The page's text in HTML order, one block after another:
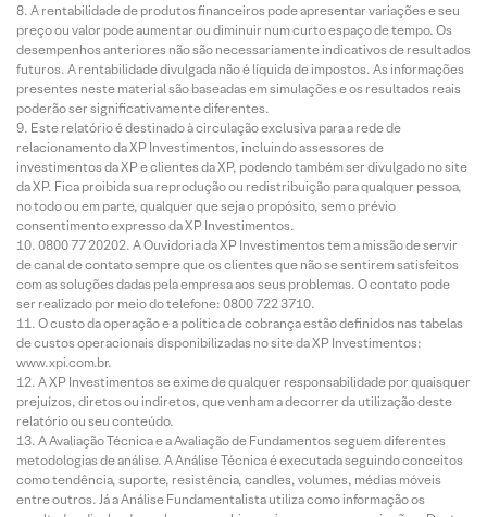
A rentabilidade de produtos financeiros pode apresentar variações e seu
preço ou valor pode aumentar ou diminuir num curto espaço de tempo. Os
desempenhos anteriores não são necessariamente indicativos de resultados
futuros. A rentabilidade divulgada não é líquida de impostos. As informações
presentes neste material são baseadas em simulações e os resultados reais
poderão ser significativamente diferentes.
Este relatório é destinado à circulação exclusiva para a rede de
relacionamento da XP Investimentos, incluindo assessores de
investimentos da XP e clientes da XP, podendo também ser divulgado no site
da XP. Fica proibida sua reprodução ou redistribuição para qualquer pessoa,
no todo ou em parte, qualquer que seja o propósito, sem o prévio
consentimento expresso da XP Investimentos.
0800 77 20202. A Ouvidoria da XP Investimentos tem a missão de servir
de canal de contato sempre que os clientes que não se sentirem satisfeitos
com as soluções dadas pela empresa aos seus problemas. O contato pode
ser realizado por meio do telefone: 0800 722 3710.
O custo da operação e a política de cobrança estão definidos nas tabelas
de custos operacionais disponibilizadas no site da XP Investimentos:
www.xpi.com.br.
A XP Investimentos se exime de qualquer responsabilidade por quaisquer
prejuízos, diretos ou indiretos, que venham a decorrer da utilização deste
relatório ou seu conteúdo.
A Avaliação Técnica e a Avaliação de Fundamentos seguem diferentes
metodologias de análise. A Análise Técnica é executada seguindo conceitos
como tendência, suporte, resistência, candles, volumes, médias móveis
entre outros. Já a Análise Fundamentalista utiliza como informação os